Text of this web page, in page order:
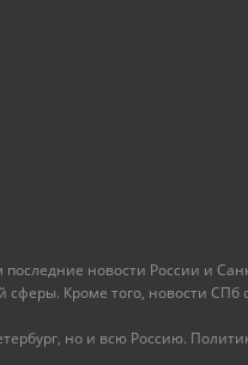
новости России и
Кроме того, новости СПб
но и всю Россию.